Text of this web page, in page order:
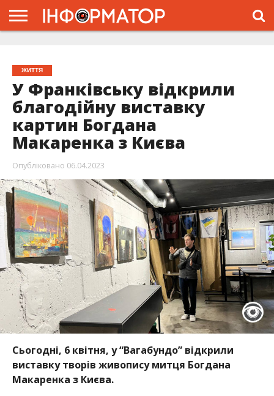
ЖИТТЯ
У Франківську відкрили
благодійну виставку
картин Богдана
Макаренка з Києва
Опубліковано 06.04.2023
Сьогодні, 6 квітня, у “Вагабундо” відкрили
виставку творів живопису митця Богдана
Макаренка з Києва.